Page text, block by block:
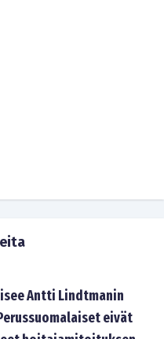
Antti Lindtmanin
eivät